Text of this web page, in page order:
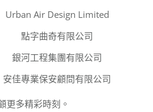
Urban Air Design Limited
點字曲奇有限公司
銀河工程集團有限公司
安佳專業保安顧問有限公司
更多精彩時刻。